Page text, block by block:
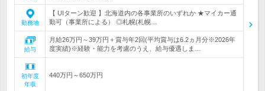
勤務地
【 UIターン歓迎 】北海道内の各事業所のいずれか ★マイカー通
勤可（事業所による） ◎札幌(札幌…
給与
月給26万円～39万円＋賞与年2回(平均賞与は6.2ヵ月分※2026年
度実績)※経験・能力を考慮のうえ、給与優遇しま…
初年度
年収
440万円～650万円